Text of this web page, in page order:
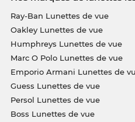
Ray-Ban Lunettes de vue
Oakley Lunettes de vue
Humphreys Lunettes de vue
Marc O Polo Lunettes de vue
Emporio Armani Lunettes de
Guess Lunettes de vue
Persol Lunettes de vue
Boss Lunettes de vue